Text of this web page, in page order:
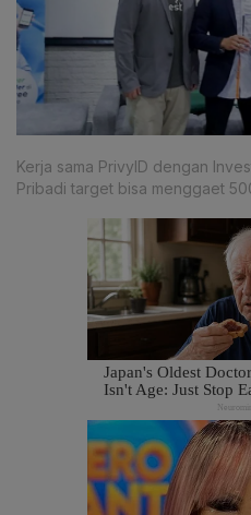
Kerja sama PrivyID dengan
Pribadi target bisa menggaet